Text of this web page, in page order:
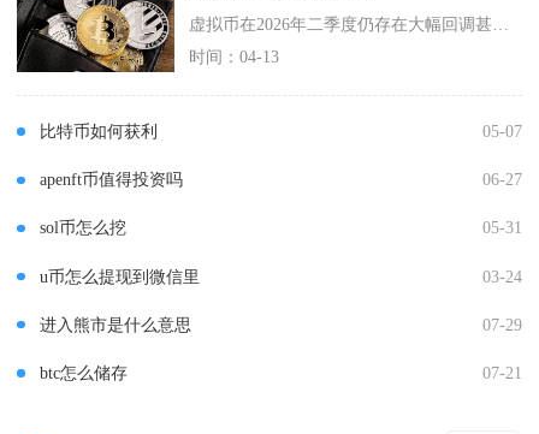
时间：04-13
比特币如何获利 05-07
apenft币值得投资吗 06-27
sol币怎么挖 05-31
u币怎么提现到微信里 03-24
进入熊市是什么意思 07-29
btc怎么储存 07-21